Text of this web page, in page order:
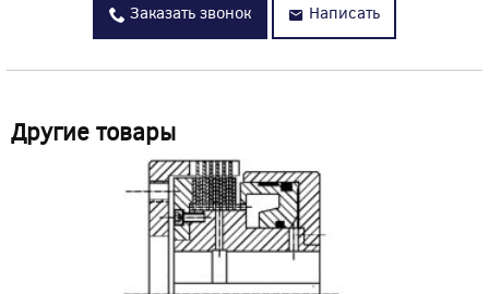
Заказать звонок Написать
Другие товары